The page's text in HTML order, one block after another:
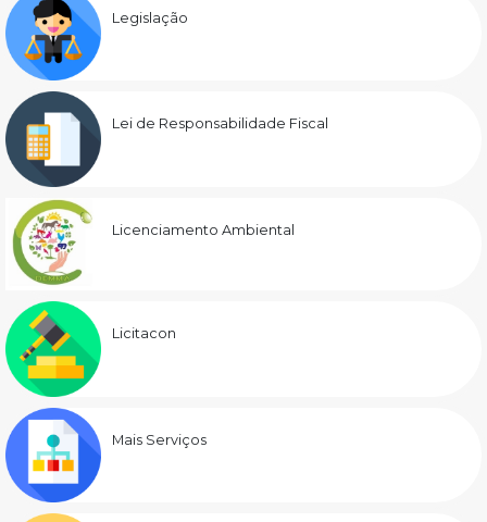
Legislação
Lei de Responsabilidade Fiscal
Licenciamento Ambiental
Licitacon
Mais Serviços